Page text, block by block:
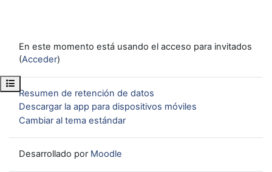
Abrir índice del curso
En este momento está usando el acceso para invitados
(Acceder)
Resumen de retención de datos
Descargar la app para dispositivos móviles
Cambiar al tema estándar
Desarrollado por Moodle